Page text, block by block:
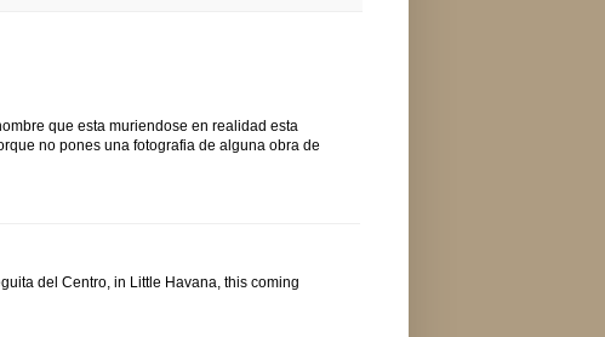
que esta muriendose en realidad esta
no pones una fotografia de alguna obra de
del Centro, in Little Havana, this coming